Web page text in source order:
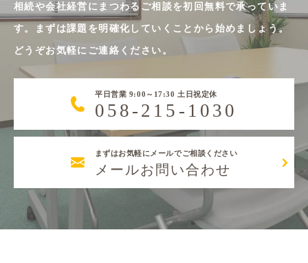
相続や会社経営にまつわるご相談を初回無料で承っていま
す。まずは課題を明確化していくことから始めましょう。
どうぞお気軽にご連絡ください。
平日営業 9:00～17:30 土日祝定休
058-215-1030
まずはお気軽にメールでご相談ください
メールお問い合わせ